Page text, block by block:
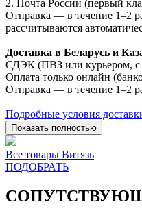
2. Почта России (первый
Отправка — в течение 1–2
рассчитываются
Доставка в Беларусь и
СДЭК (ПВЗ или курьером, с
Оплата только онлайн
Отправка — в течение 1–2
Подробные условия
Показать полностью
Все товары Витязь
ПОДОБРАТЬ